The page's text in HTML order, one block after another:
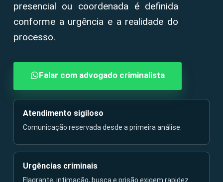
presencial ou coordenada é definida
conforme a urgência e a realidade do
processo.
Falar com advogado criminalista
Atendimento sigiloso
Comunicação reservada desde a primeira análise.
Urgências criminais
Flagrante, intimação, busca e prisão exigem rapidez.